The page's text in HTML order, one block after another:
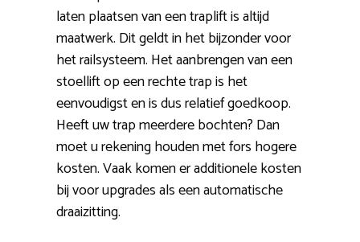
laten plaatsen van een traplift is altijd
maatwerk. Dit geldt in het bijzonder voor
het railsysteem. Het aanbrengen van een
stoellift op een rechte trap is het
eenvoudigst en is dus relatief goedkoop.
Heeft uw trap meerdere bochten? Dan
moet u rekening houden met fors hogere
kosten. Vaak komen er additionele kosten
bij voor upgrades als een automatische
draaizitting.